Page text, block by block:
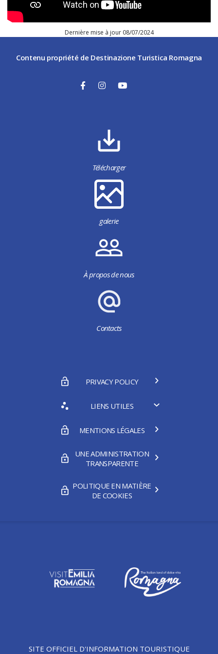
Dernière mise à jour 08/07/2024
Contenu propriété de Destinazione Turistica Romagna
Télécharger
galerie
À propos de nous
Contacts
PRIVACY POLICY
LIENS UTILES
MENTIONS LÉGALES
UNE ADMINISTRATION
TRANSPARENTE
POLITIQUE EN MATIÈRE
DE COOKIES
SITE OFFICIEL D'INFORMATION TOURISTIQUE